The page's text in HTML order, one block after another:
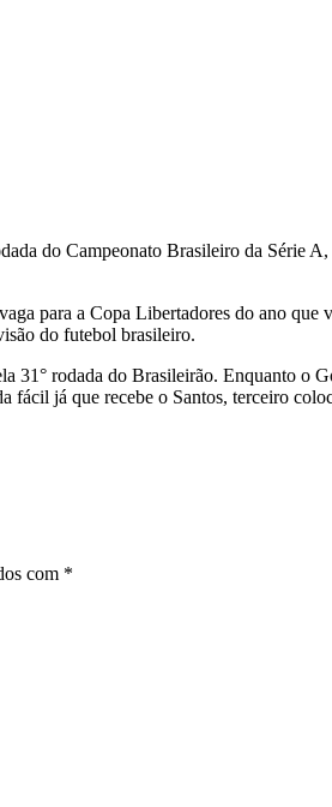
do Campeonato Brasileiro da Série
para a Copa Libertadores do ano
do futebol brasileiro.
31° rodada do Brasileirão. Enquanto
já que recebe o Santos, terceiro
com *